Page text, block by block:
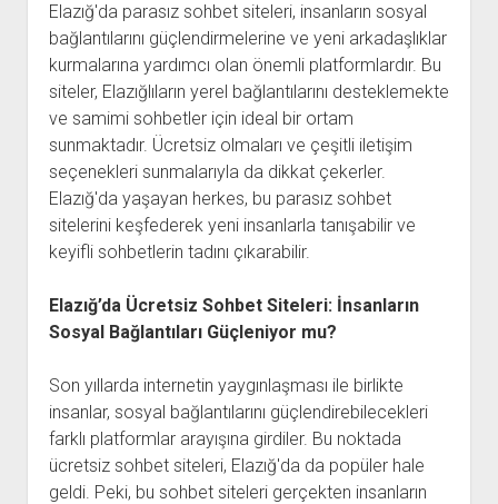
Elazığ'da parasız sohbet siteleri, insanların sosyal
bağlantılarını güçlendirmelerine ve yeni arkadaşlıklar
kurmalarına yardımcı olan önemli platformlardır. Bu
siteler, Elazığlıların yerel bağlantılarını desteklemekte
ve samimi sohbetler için ideal bir ortam
sunmaktadır. Ücretsiz olmaları ve çeşitli iletişim
seçenekleri sunmalarıyla da dikkat çekerler.
Elazığ'da yaşayan herkes, bu parasız sohbet
sitelerini keşfederek yeni insanlarla tanışabilir ve
keyifli sohbetlerin tadını çıkarabilir.
Elazığ’da Ücretsiz Sohbet Siteleri: İnsanların
Sosyal Bağlantıları Güçleniyor mu?
Son yıllarda internetin yaygınlaşması ile birlikte
insanlar, sosyal bağlantılarını güçlendirebilecekleri
farklı platformlar arayışına girdiler. Bu noktada
ücretsiz sohbet siteleri, Elazığ'da da popüler hale
geldi. Peki, bu sohbet siteleri gerçekten insanların